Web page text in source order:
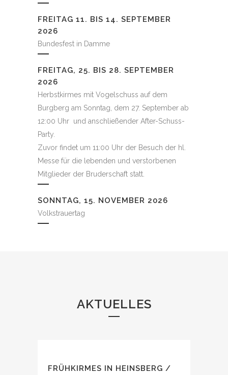
FREITAG 11. BIS 14. SEPTEMBER
2026
Bundesfest in Damme
FREITAG, 25. BIS 28. SEPTEMBER
2026
Herbstkirmes mit Vogelschuss auf dem
Burgberg am Sonntag, dem 27. September ab
12:00 Uhr und anschließender After-Schuss-
Party.
Zuvor findet um 11:00 Uhr der Besuch der hl.
Messe für die lebenden und verstorbenen
Mitglieder der Bruderschaft statt.
SONNTAG, 15. NOVEMBER 2026
Volkstrauertag
AKTUELLES
FRÜHKIRMES IN HEINSBERG /